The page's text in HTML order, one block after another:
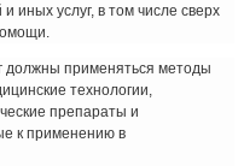
иных услуг, в том числе сверх
должны применяться методы
технологии,
препараты и
к применению в